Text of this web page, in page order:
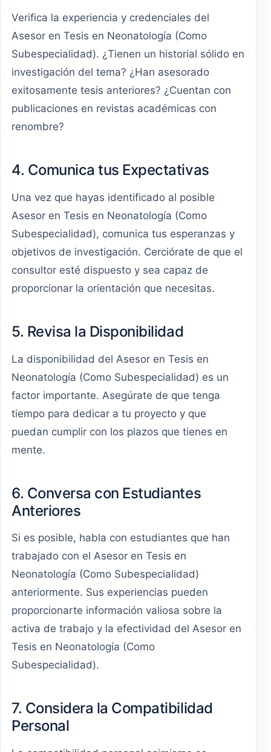
Verifica la experiencia y credenciales del
Asesor en Tesis en Neonatología (Como
Subespecialidad). ¿Tienen un historial sólido en
investigación del tema? ¿Han asesorado
exitosamente tesis anteriores? ¿Cuentan con
publicaciones en revistas académicas con
renombre?
4. Comunica tus Expectativas
Una vez que hayas identificado al posible
Asesor en Tesis en Neonatología (Como
Subespecialidad), comunica tus esperanzas y
objetivos de investigación. Cerciórate de que el
consultor esté dispuesto y sea capaz de
proporcionar la orientación que necesitas.
5. Revisa la Disponibilidad
La disponibilidad del Asesor en Tesis en
Neonatología (Como Subespecialidad) es un
factor importante. Asegúrate de que tenga
tiempo para dedicar a tu proyecto y que
puedan cumplir con los plazos que tienes en
mente.
6. Conversa con Estudiantes
Anteriores
Si es posible, habla con estudiantes que han
trabajado con el Asesor en Tesis en
Neonatología (Como Subespecialidad)
anteriormente. Sus experiencias pueden
proporcionarte información valiosa sobre la
activa de trabajo y la efectividad del Asesor en
Tesis en Neonatología (Como
Subespecialidad).
7. Considera la Compatibilidad
Personal